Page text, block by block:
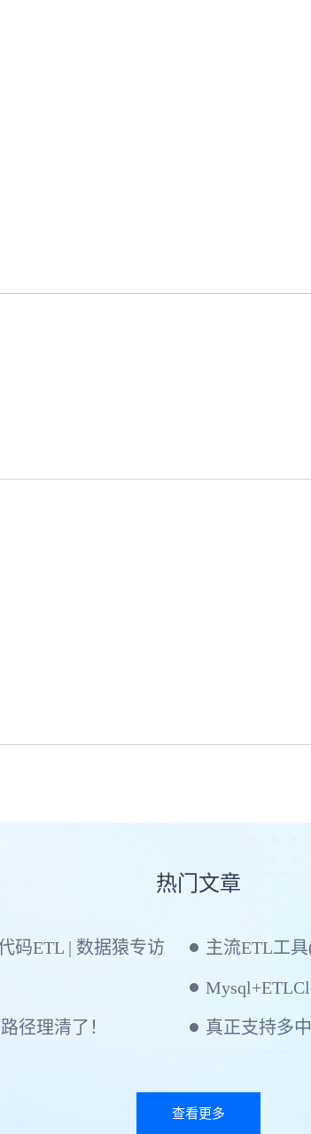
热门文章
码ETL | 数据猿专访 主流ETL工
径理清了！
查看更多